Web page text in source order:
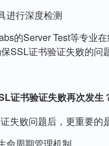
进行深度检测
的Server Test等专业
SSL证书验证失败的问
证书验证失败再次发生
失败问题后，更重要的
命周期管理机制